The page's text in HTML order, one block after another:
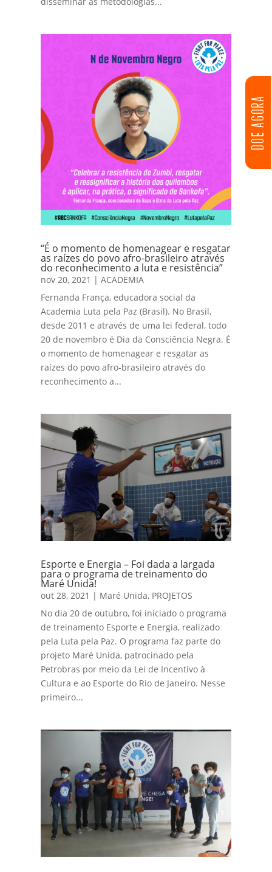
DOE AGORA
“É o momento de homenagear e resgatar
as raízes do povo afro-brasileiro através
do reconhecimento a luta e resistência”
nov 20, 2021 |ACADEMIA
Fernanda França, educadora social da
Academia Luta pela Paz (Brasil). No Brasil,
desde 2011 e através de uma lei federal, todo
20 de novembro é Dia da Consciência Negra. É
o momento de homenagear e resgatar as
raízes do povo afro-brasileiro através do
reconhecimento a...
Esporte e Energia – Foi dada a largada
para o programa de treinamento do
Maré Unida!
out 28, 2021 | Maré Unida, PROJETOS
No dia 20 de outubro, foi iniciado o programa
de treinamento Esporte e Energia, realizado
pela Luta pela Paz. O programa faz parte do
projeto Maré Unida, patrocinado pela
Petrobras por meio da Lei de Incentivo à
Cultura e ao Esporte do Rio de Janeiro. Nesse
primeiro...